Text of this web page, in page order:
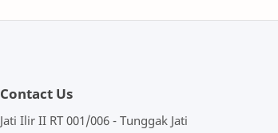
Contact Us
Jati Ilir II RT 001/006 - Tunggak Jati